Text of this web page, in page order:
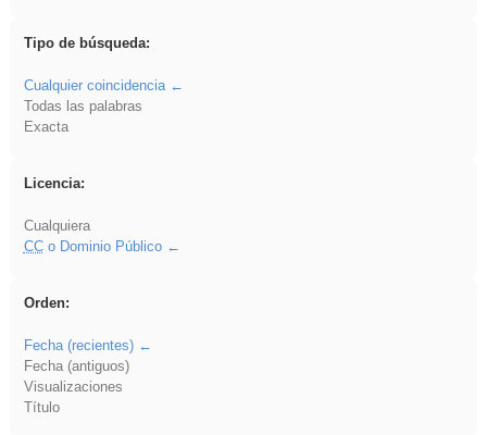
Tipo de búsqueda:
Cualquier coincidencia
Todas las palabras
Exacta
Licencia:
Cualquiera
CCo Dominio Público
Orden:
Fecha (recientes)
Fecha (antiguos)
Visualizaciones
Título